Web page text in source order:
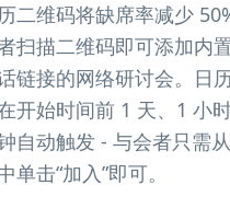
二维码将缺席率减少
扫描二维码即可添加内
链接的网络研讨会。日
开始时间前 1 天、1 小
自动触发 - 与会者只需
单击“加入”即可。